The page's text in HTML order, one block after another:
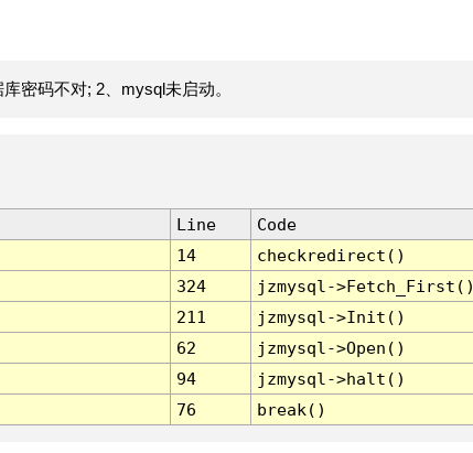
密码不对; 2、mysql未启动。
Line
Code
14
checkredirect()
324
jzmysql-
211
jzmysql->Init()
62
jzmysql->Open()
94
jzmysql->halt()
76 break()